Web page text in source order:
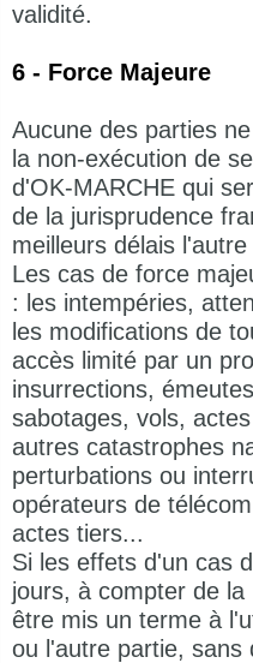
validité.
6 - Force Majeure
Aucune des parties
la non-exécution de
d'OK-MARCHE qui
de la jurisprudence
meilleurs délais
Les cas de force
: les intempéries,
les modifications de
accès limité par un
insurrections,
sabotages, vols,
autres catastrophes
perturbations ou
opérateurs de
actes tiers...
Si les effets d'un cas
jours, à compter de
être mis un terme à
ou l'autre partie, sans